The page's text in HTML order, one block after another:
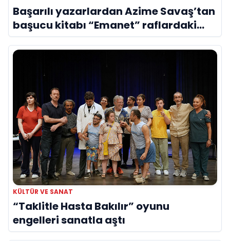
Başarılı yazarlardan Azime Savaş’tan
başucu kitabı “Emanet” raflardaki
yerini aldı
KÜLTÜR VE SANAT
“Taklitle Hasta Bakılır” oyunu
engelleri sanatla aştı